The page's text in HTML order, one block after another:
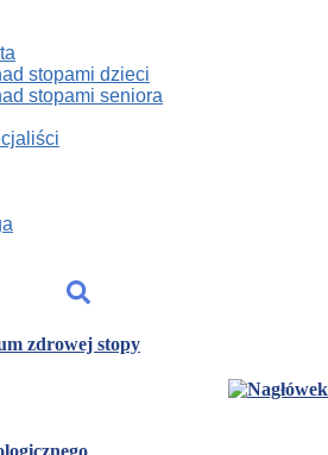
stopami dzieci
stopami seniora